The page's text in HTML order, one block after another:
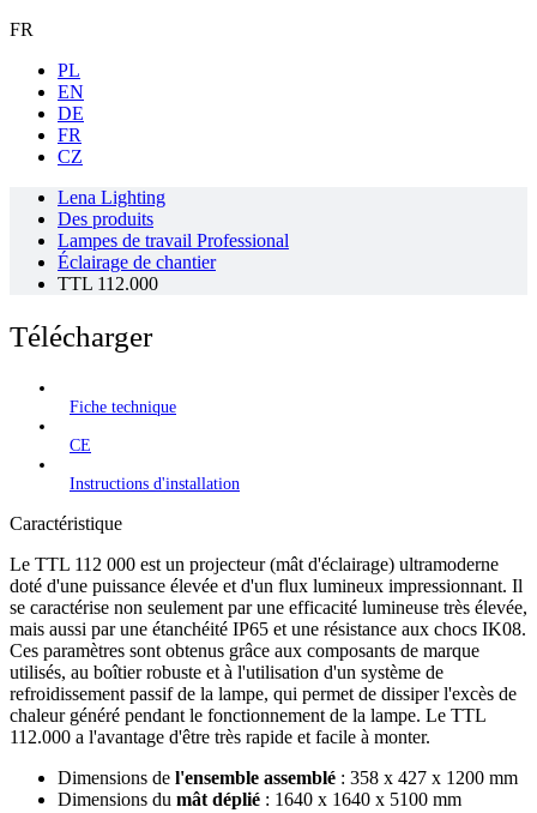
FR
PL
EN
DE
FR
CZ
Lena Lighting
Des produits
Lampes de travail Professional
Éclairage de chantier
TTL 112.000
Télécharger
Fiche technique
CE
Instructions d'installation
Caractéristique
Le TTL 112 000 est un projecteur (mât d'éclairage) ultramoderne
doté d'une puissance élevée et d'un flux lumineux impressionnant. Il
se caractérise non seulement par une efficacité lumineuse très élevée,
mais aussi par une étanchéité IP65 et une résistance aux chocs IK08.
Ces paramètres sont obtenus grâce aux composants de marque
utilisés, au boîtier robuste et à l'utilisation d'un système de
refroidissement passif de la lampe, qui permet de dissiper l'excès de
chaleur généré pendant le fonctionnement de la lampe. Le TTL
112.000 a l'avantage d'être très rapide et facile à monter.
Dimensions de l'ensemble assemblé : 358 x 427 x 1200 mm
Dimensions du mât déplié : 1640 x 1640 x 5100 mm